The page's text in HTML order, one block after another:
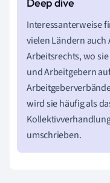
Interessanterweise
vielen Ländern auch
Arbeitsrechts, wo
und Arbeitgebern
wird sie häufig als
umschrieben.